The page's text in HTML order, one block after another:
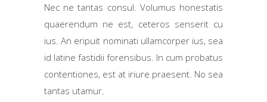
Nec ne tantas consul. Volumus honestatis
quaerendum ne est, ceteros senserit cu
ius. An eripuit nominati ullamcorper ius, sea
id latine fastidii forensibus. In cum probatus
contentiones, est at iriure praesent. No sea
tantas utamur.